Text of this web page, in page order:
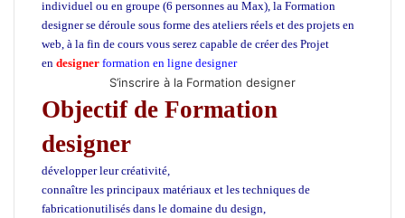
individuel ou en groupe (6 personnes au Max), la Formation
designer se déroule sous forme des ateliers réels et des projets en
web, à la fin de cours vous serez capable de créer des Projet
en designer formation en ligne designer
S’inscrire à la Formation designer
Objectif de Formation
designer
développer leur créativité,
connaître les principaux matériaux et les techniques de
fabricationutilisés dans le domaine du design,